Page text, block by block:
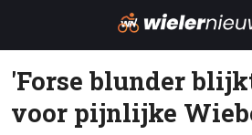
'Forse blunder
voor pijnlijke